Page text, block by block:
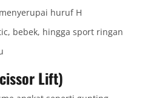
huruf H
bebek, hingga sport ringan
Lift)